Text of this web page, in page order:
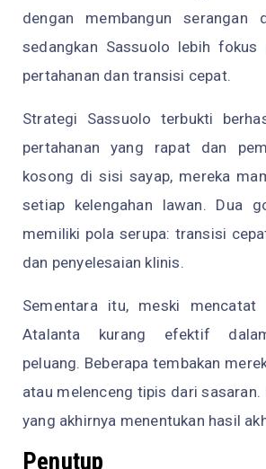
dengan membangun serangan
sedangkan Sassuolo lebih fokus
pertahanan dan transisi cepat.
Strategi Sassuolo terbukti
pertahanan yang rapat dan
kosong di sisi sayap, mereka
setiap kelengahan lawan. Dua
memiliki pola serupa: transisi
dan penyelesaian klinis.
Sementara itu, meski
Atalanta kurang efektif
peluang. Beberapa tembakan
atau melenceng tipis dari sasaran.
yang akhirnya menentukan hasil
Penutup